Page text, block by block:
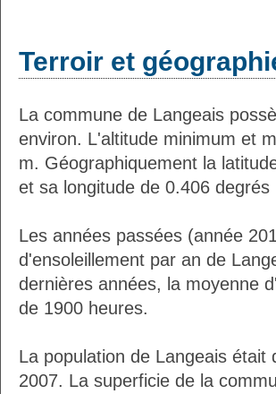
Terroir et
La commune de Langeais
environ. L'altitude minimum et
m. Géographiquement la
et sa longitude de 0.406 degrés
Les années passées (année
d'ensoleillement par an de
dernières années, la moyenne
de 1900 heures.
La population de Langeais
2007. La superficie de la